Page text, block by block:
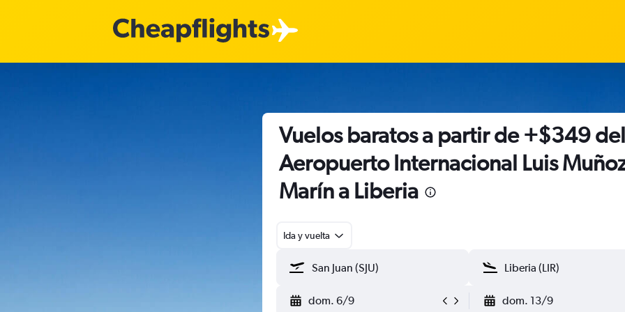
Vuelos baratos a partir de +$349 del
Aeropuerto Internacional Luis
Marín a Liberia
Ida y vuelta
dom. 6/9 dom. 13/9